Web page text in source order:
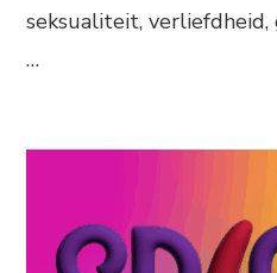
seksualiteit, verliefdheid,
…